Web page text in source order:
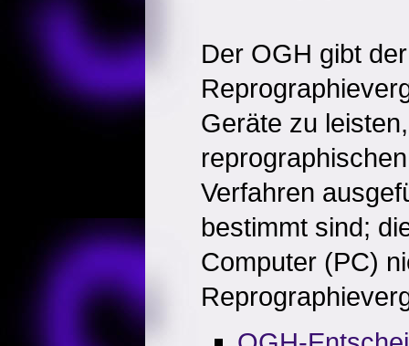
Der OGH gibt
Geräte zu
Verfahren
bestimmt sind;
Computer (PC)